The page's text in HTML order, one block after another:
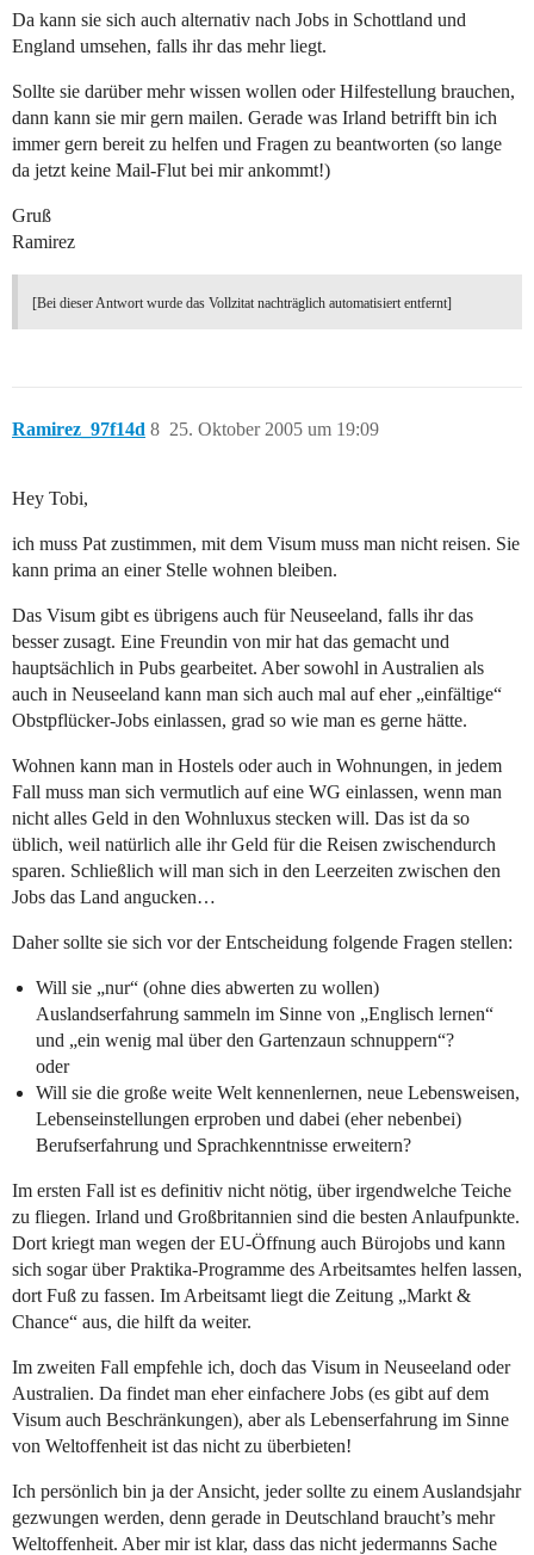
Da kann sie sich auch alternativ nach Jobs in Schottland und
England umsehen, falls ihr das mehr liegt.
Sollte sie darüber mehr wissen wollen oder Hilfestellung brauchen,
dann kann sie mir gern mailen. Gerade was Irland betrifft bin ich
immer gern bereit zu helfen und Fragen zu beantworten (so lange
da jetzt keine Mail-Flut bei mir ankommt!)
Gruß
Ramirez
[Bei dieser Antwort wurde das Vollzitat nachträglich automatisiert entfernt]
Ramirez_97f14d 25. Oktober 2005 um 19:09
8
Hey Tobi,
ich muss Pat zustimmen, mit dem Visum muss man nicht reisen. Sie
kann prima an einer Stelle wohnen bleiben.
Das Visum gibt es übrigens auch für Neuseeland, falls ihr das
besser zusagt. Eine Freundin von mir hat das gemacht und
hauptsächlich in Pubs gearbeitet. Aber sowohl in Australien als
auch in Neuseeland kann man sich auch mal auf eher „einfältige“
Obstpflücker-Jobs einlassen, grad so wie man es gerne hätte.
Wohnen kann man in Hostels oder auch in Wohnungen, in jedem
Fall muss man sich vermutlich auf eine WG einlassen, wenn man
nicht alles Geld in den Wohnluxus stecken will. Das ist da so
üblich, weil natürlich alle ihr Geld für die Reisen zwischendurch
sparen. Schließlich will man sich in den Leerzeiten zwischen den
Jobs das Land angucken…
Daher sollte sie sich vor der Entscheidung folgende Fragen stellen:
Will sie „nur“ (ohne dies abwerten zu wollen)
Auslandserfahrung sammeln im Sinne von „Englisch lernen“
und „ein wenig mal über den Gartenzaun schnuppern“?
oder
Will sie die große weite Welt kennenlernen, neue Lebensweisen,
Lebenseinstellungen erproben und dabei (eher nebenbei)
Berufserfahrung und Sprachkenntnisse erweitern?
Im ersten Fall ist es definitiv nicht nötig, über irgendwelche Teiche
zu fliegen. Irland und Großbritannien sind die besten Anlaufpunkte.
Dort kriegt man wegen der EU-Öffnung auch Bürojobs und kann
sich sogar über Praktika-Programme des Arbeitsamtes helfen lassen,
dort Fuß zu fassen. Im Arbeitsamt liegt die Zeitung „Markt &
Chance“ aus, die hilft da weiter.
Im zweiten Fall empfehle ich, doch das Visum in Neuseeland oder
Australien. Da findet man eher einfachere Jobs (es gibt auf dem
Visum auch Beschränkungen), aber als Lebenserfahrung im Sinne
von Weltoffenheit ist das nicht zu überbieten!
Ich persönlich bin ja der Ansicht, jeder sollte zu einem Auslandsjahr
gezwungen werden, denn gerade in Deutschland braucht’s mehr
Weltoffenheit. Aber mir ist klar, dass das nicht jedermanns Sache